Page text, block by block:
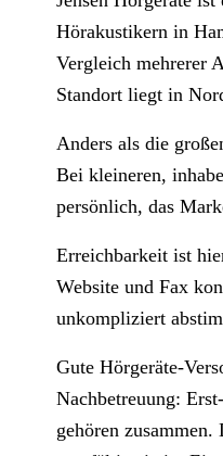
Hörakustikern in
Vergleich mehrerer
Standort liegt in
Anders als die
Bei kleineren,
persönlich, das
Erreichbarkeit ist
Website und Fax
unkompliziert
Gute Hörgeräte-
Nachbetreuung:
gehören